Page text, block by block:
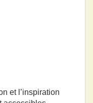
et l’inspiration